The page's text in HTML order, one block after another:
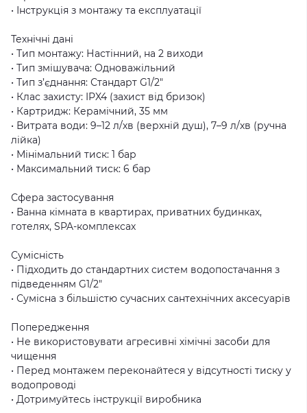
• Інструкція з монтажу та експлуатації
Технічні дані
• Тип монтажу: Настінний, на 2 виходи
• Тип змішувача: Одноважільний
• Тип з’єднання: Стандарт G1/2"
• Клас захисту: IPX4 (захист від бризок)
• Картридж: Керамічний, 35 мм
• Витрата води: 9–12 л/хв (верхній душ), 7–9 л/хв (ручна
лійка)
• Мінімальний тиск: 1 бар
• Максимальний тиск: 6 бар
Сфера застосування
• Ванна кімната в квартирах, приватних будинках,
готелях, SPA-комплексах
Сумісність
• Підходить до стандартних систем водопостачання з
підведенням G1/2"
• Сумісна з більшістю сучасних сантехнічних аксесуарів
Попередження
• Не використовувати агресивні хімічні засоби для
чищення
• Перед монтажем переконайтеся у відсутності тиску у
водопроводі
• Дотримуйтесь інструкції виробника